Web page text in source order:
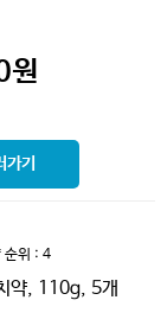
원
가기
순위 : 4
약, 110g, 5개